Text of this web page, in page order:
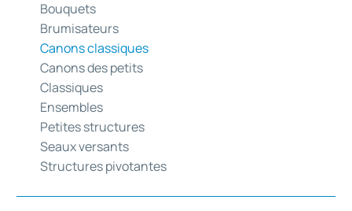
Bouquets
Brumisateurs
Canons classiques
Canons des petits
Classiques
Ensembles
Petites structures
Seaux versants
Structures pivotantes